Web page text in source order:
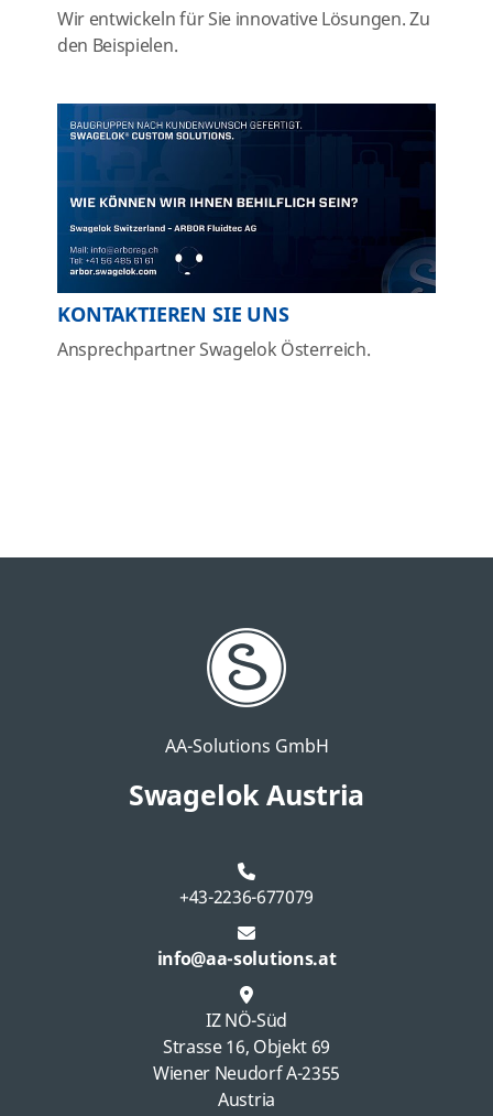
Wir entwickeln für Sie innovative Lösungen. Zu
den Beispielen.
KONTAKTIEREN SIE UNS
Ansprechpartner Swagelok Österreich.
AA-Solutions GmbH
Swagelok Austria
+43-2236-677079
info@aa-solutions.at
IZ NÖ-Süd
Strasse 16, Objekt 69
Wiener Neudorf A-2355
Austria